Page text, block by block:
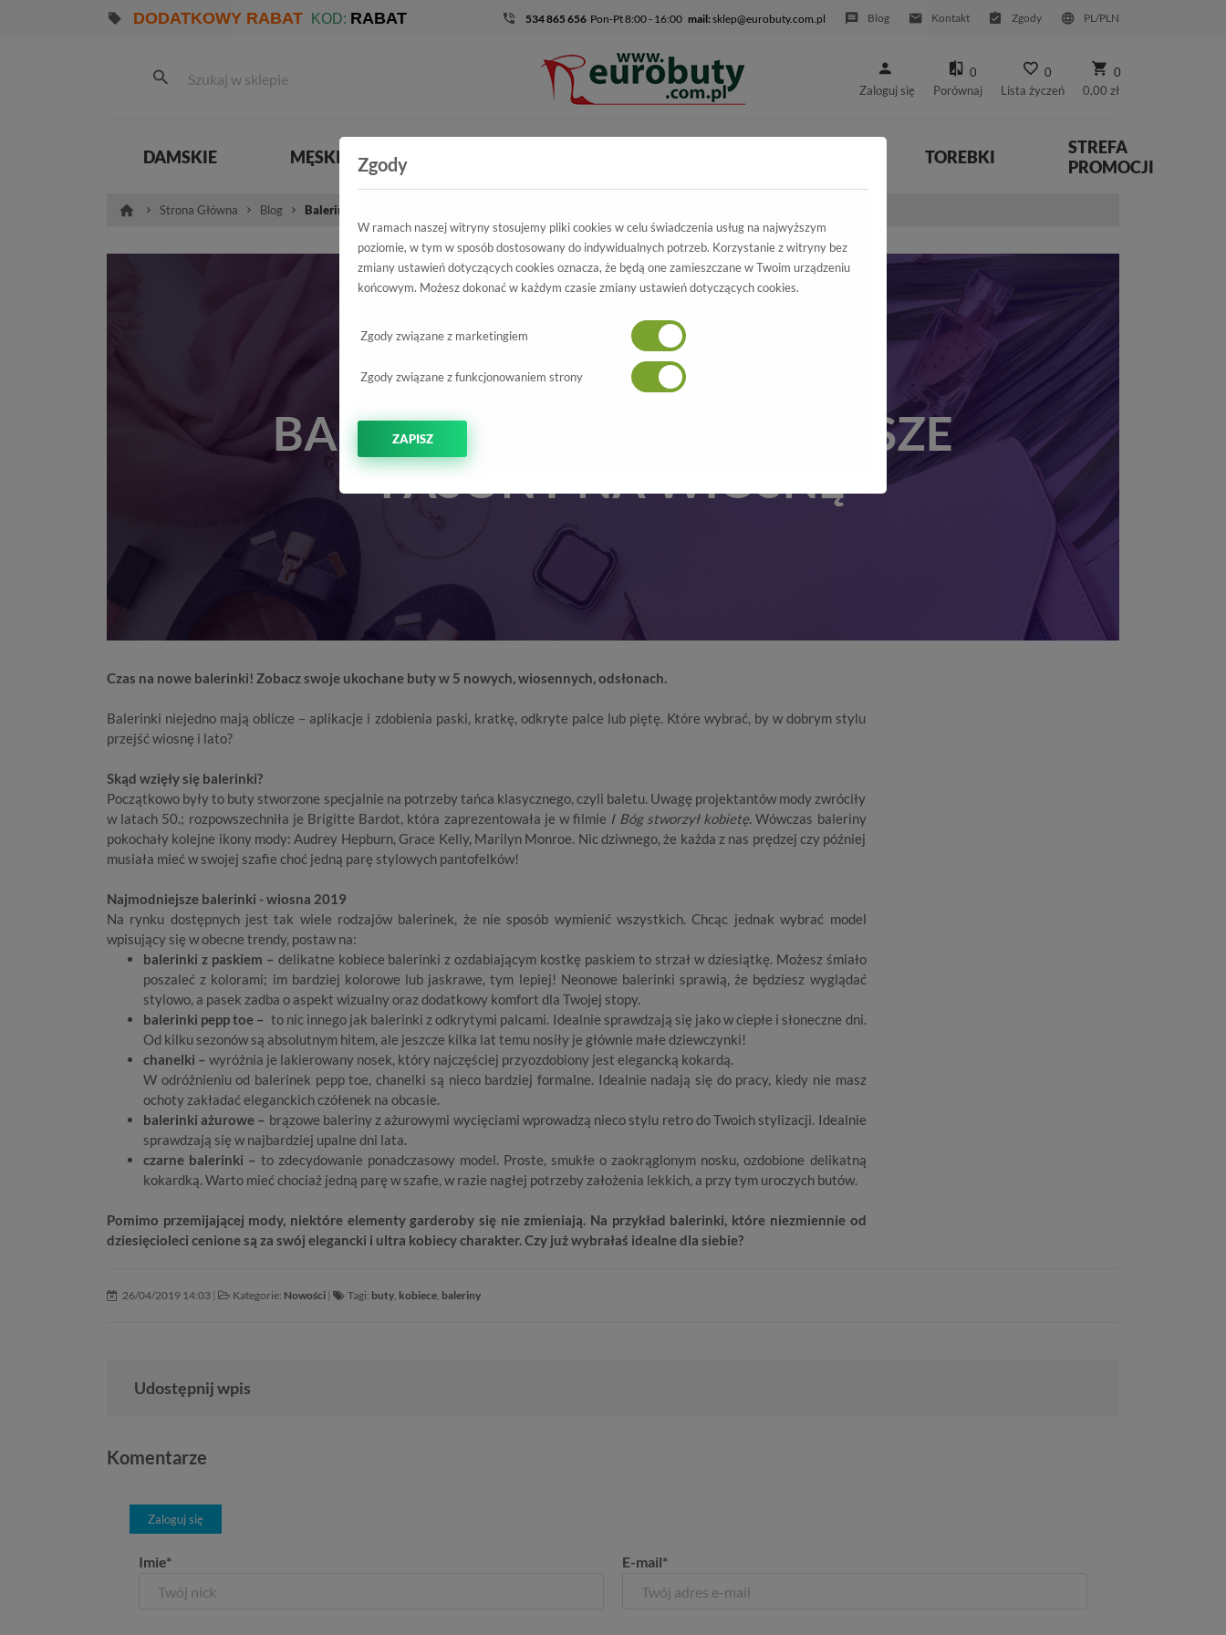
DODATKOWY RABAT KOD: RABAT 534 865 656 Pon-Pt 8:00 - 16:00 mail:sklep@eurobuty.com.pl Blog Kontakt Zgody PL/PLN
Zaloguj się
0
Porównaj
0
Lista życzeń
0
0,00 zł
DAMSKIE MĘSKIE TOREBKI
STREFA
PROMOCJI
Strona Główna Blog Balerinki – najmodniejsze fasony na wiosnę
26/04/2019 14:03
BALERINKI – NAJMODNIEJSZE
FASONY NA WIOSNĘ
Czas na nowe balerinki! Zobacz swoje ukochane buty w 5 nowych, wiosennych, odsłonach.
Balerinki niejedno mają oblicze – aplikacje i zdobienia paski, kratkę, odkryte palce lub piętę. Które wybrać, by w dobrym stylu
przejść wiosnę i lato?
Skąd wzięły się balerinki?
Początkowo były to buty stworzone specjalnie na potrzeby tańca klasycznego, czyli baletu. Uwagę projektantów mody zwróciły
w latach 50.; rozpowszechniła je Brigitte Bardot, która zaprezentowała je w filmie I Bóg stworzył kobietę. Wówczas baleriny
pokochały kolejne ikony mody: Audrey Hepburn, Grace Kelly, Marilyn Monroe. Nic dziwnego, że każda z nas prędzej czy później
musiała mieć w swojej szafie choć jedną parę stylowych pantofelków!
Najmodniejsze balerinki - wiosna 2019
Na rynku dostępnych jest tak wiele rodzajów balerinek, że nie sposób wymienić wszystkich. Chcąc jednak wybrać model
wpisujący się w obecne trendy, postaw na:
balerinki z paskiem – delikatne kobiece balerinki z ozdabiającym kostkę paskiem to strzał w dziesiątkę. Możesz śmiało
poszaleć z kolorami; im bardziej kolorowe lub jaskrawe, tym lepiej! Neonowe balerinki sprawią, że będziesz wyglądać
stylowo, a pasek zadba o aspekt wizualny oraz dodatkowy komfort dla Twojej stopy.
balerinki pepp toe – to nic innego jak balerinki z odkrytymi palcami. Idealnie sprawdzają się jako w ciepłe i słoneczne dni.
Od kilku sezonów są absolutnym hitem, ale jeszcze kilka lat temu nosiły je głównie małe dziewczynki!
chanelki – wyróżnia je lakierowany nosek, który najczęściej przyozdobiony jest elegancką kokardą.
W odróżnieniu od balerinek pepp toe, chanelki są nieco bardziej formalne. Idealnie nadają się do pracy, kiedy nie masz
ochoty zakładać eleganckich czółenek na obcasie.
balerinki ażurowe – brązowe baleriny z ażurowymi wycięciami wprowadzą nieco stylu retro do Twoich stylizacji. Idealnie
sprawdzają się w najbardziej upalne dni lata.
czarne balerinki –to zdecydowanie ponadczasowy model. Proste, smukłe o zaokrąglonym nosku, ozdobione delikatną
kokardką. Warto mieć chociaż jedną parę w szafie, w razie nagłej potrzeby założenia lekkich, a przy tym uroczych butów.
Pomimo przemijającej mody, niektóre elementy garderoby się nie zmieniają. Na przykład balerinki, które niezmiennie od
dziesięcioleci cenione są za swój elegancki i ultra kobiecy charakter. Czy już wybrałaś idealne dla siebie?
26/04/2019 14:03 | Kategorie: Nowości | Tagi: buty, kobiece, baleriny
Udostępnij wpis
Komentarze
Zaloguj się
Imie* E-mail*
Zgody
W ramach naszej witryny stosujemy pliki cookies w celu świadczenia usług na najwyższym
poziomie, w tym w sposób dostosowany do indywidualnych potrzeb. Korzystanie z witryny bez
zmiany ustawień dotyczących cookies oznacza, że będą one zamieszczane w Twoim urządzeniu
końcowym. Możesz dokonać w każdym czasie zmiany ustawień dotyczących cookies.
Zgody związane z marketingiem
Zgody związane z funkcjonowaniem strony
ZAPISZ